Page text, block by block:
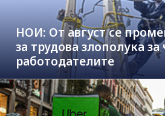
НОИ: От август се
за трудова злополука за
работодателите